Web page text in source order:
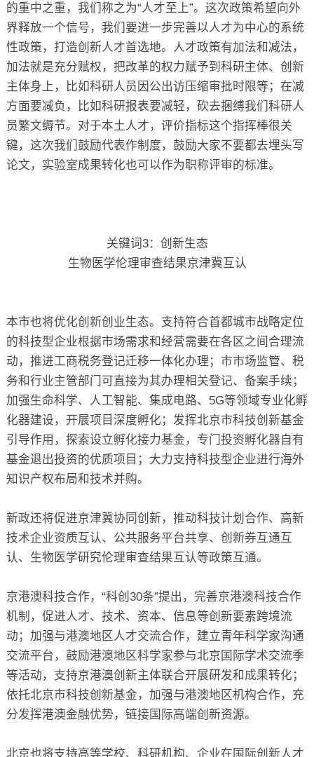
的重中之重，我们称之为“人才至上”。这次政策希望向外
界释放一个信号，我们要进一步完善以人才为中心的系统
性政策，打造创新人才首选地。人才政策有加法和减法，
加法就是充分赋权，把改革的权力赋予到科研主体、创新
主体身上，比如科研人员因公出访压缩审批时限等；在减
方面要减负，比如科研报表要减轻，砍去捆缚我们科研人
员繁文缛节。对于本土人才，评价指标这个指挥棒很关
键，这次我们鼓励代表作制度，鼓励大家不要都去埋头写
论文，实验室成果转化也可以作为职称评审的标准。
关键词3：创新生态
生物医学伦理审查结果京津冀互认
本市也将优化创新创业生态。支持符合首都城市战略定位
的科技型企业根据市场需求和经营需要在各区之间合理流
动，推进工商税务登记迁移一体化办理；市市场监管、税
务和行业主管部门可直接为其办理相关登记、备案手续；
加强生命科学、人工智能、集成电路、5G等领域专业化孵
化器建设，开展项目深度孵化；发挥北京市科技创新基金
引导作用，探索设立孵化接力基金，专门投资孵化器自有
基金退出投资的优质项目；大力支持科技型企业进行海外
知识产权布局和技术并购。
新政还将促进京津冀协同创新，推动科技计划合作、高新
技术企业资质互认、公共服务平台共享、创新券互通互
认、生物医学研究伦理审查结果互认等政策互通。
京港澳科技合作，“科创30条”提出，完善京港澳科技合作
机制，促进人才、技术、资本、信息等创新要素跨境流
动；加强与港澳地区人才交流合作，建立青年科学家沟通
交流平台，鼓励港澳地区科学家参与北京国际学术交流季
等活动，支持京港澳创新主体联合开展研发和成果转化；
依托北京市科技创新基金，加强与港澳地区机构合作，充
分发挥港澳金融优势，链接国际高端创新资源。
北京也将支持高等学校、科研机构、企业在国际创新人才